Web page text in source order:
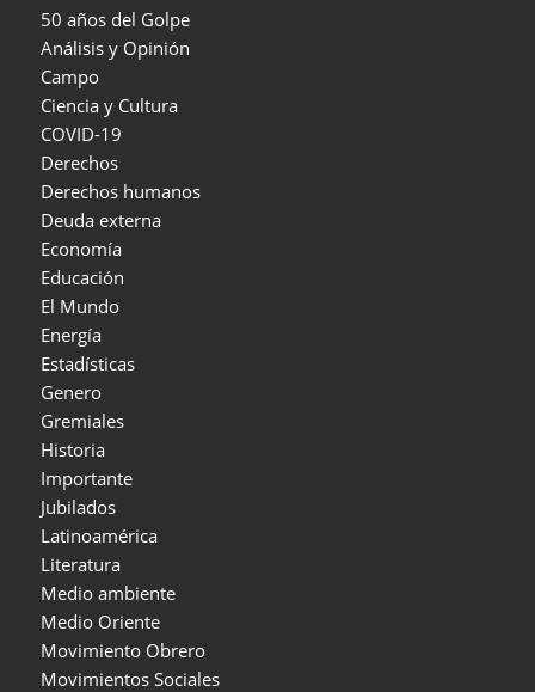
50 años del Golpe
Análisis y Opinión
Campo
Ciencia y Cultura
COVID-19
Derechos
Derechos humanos
Deuda externa
Economía
Educación
El Mundo
Energía
Estadísticas
Genero
Gremiales
Historia
Importante
Jubilados
Latinoamérica
Literatura
Medio ambiente
Medio Oriente
Movimiento Obrero
Movimientos Sociales